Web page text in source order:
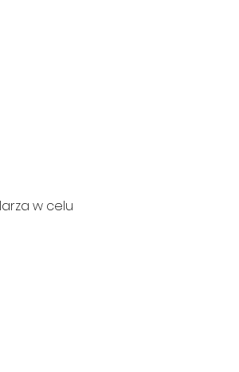
w celu